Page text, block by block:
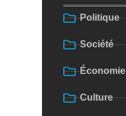
Politique
Société
Économie
Culture